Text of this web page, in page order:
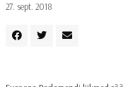
27. sept. 2018